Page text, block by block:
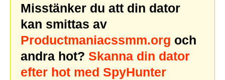
Misstänker du att din dator
kan smittas av
Productmaniacssmm.org och
andra hot? Skanna din dator
efter hot med SpyHunter